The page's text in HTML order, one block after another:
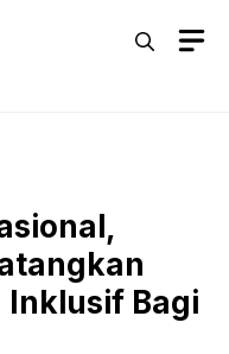
Inklusif Bagi